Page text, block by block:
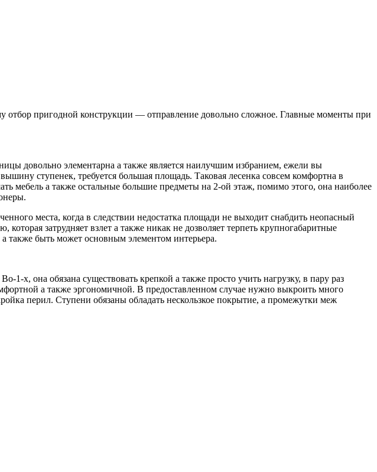
пригодной конструкции — отправление довольно сложное. Главные моменты при
довольно элементарна а также является наилучшим избранием, ежели вы
ступенек, требуется большая площадь. Таковая лесенка совсем комфортна в
мебель а также остальные большие предметы на 2-ой этаж, помимо этого, она наиболее
места, когда в следствии недостатка площади не выходит снабдить неопасный
затрудняет взлет а также никак не дозволяет терпеть крупногабаритные
также быть может основным элементом интерьера.
х, она обязана существовать крепкой а также просто учить нагрузку, в пару раз
а также эргономичной. В предоставленном случае нужно выкроить много
перил. Ступени обязаны обладать нескользкое покрытие, а промежутки меж